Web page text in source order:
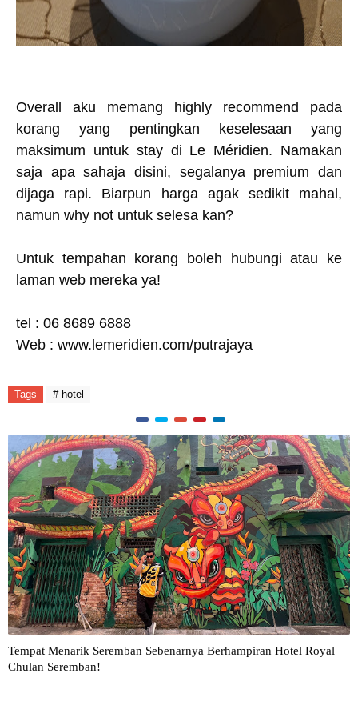
Overall aku memang highly recommend pada
korang yang pentingkan keselesaan yang
maksimum untuk stay di Le Méridien. Namakan
saja apa sahaja disini, segalanya premium dan
dijaga rapi. Biarpun harga agak sedikit mahal,
namun why not untuk selesa kan?
Untuk tempahan korang boleh hubungi atau ke
laman web mereka ya!
tel : 06 8689 6888
Web : www.lemeridien.com/putrajaya
Tags # hotel
Tempat Menarik Seremban Sebenarnya Berhampiran Hotel Royal
Chulan Seremban!